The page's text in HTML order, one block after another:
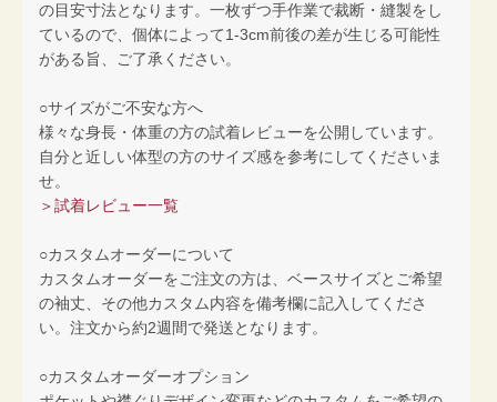
の目安寸法となります。一枚ずつ手作業で裁断・縫製をし
ているので、個体によって1-3cm前後の差が生じる可能性
がある旨、ご了承ください。
○サイズがご不安な方へ
様々な身長・体重の方の試着レビューを公開しています。
自分と近しい体型の方のサイズ感を参考にしてくださいま
せ。
＞試着レビュー一覧
○カスタムオーダーについて
カスタムオーダーをご注文の方は、ベースサイズとご希望
の袖丈、その他カスタム内容を備考欄に記入してくださ
い。注文から約2週間で発送となります。
○カスタムオーダーオプション